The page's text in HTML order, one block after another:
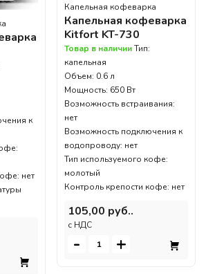
к
нет
Капельная кофеварка
Капельная кофеварка
Kitfort KT-730
Товар в наличииТип:
капельная
Объем: 0.6 л
Мощность: 650 Вт
Возможность встраивания:
нет
Возможность подключения к
водопроводу: нет
Тип используемого кофе:
молотый
Контроль крепости кофе: нет
105,00 руб..
c НДС
- +